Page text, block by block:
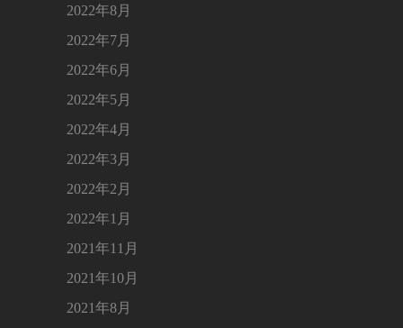
2022年8月
2022年7月
2022年6月
2022年5月
2022年4月
2022年3月
2022年2月
2022年1月
2021年11月
2021年10月
2021年8月